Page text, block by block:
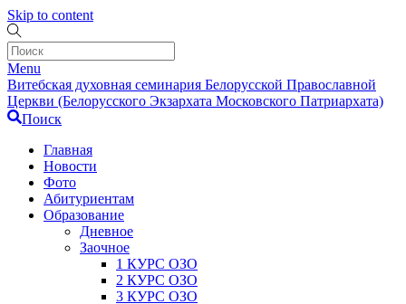
Skip to content
Menu
Витебская духовная семинария Белорусской Православной
Церкви (Белорусского Экзархата Московского Патриархата)
Поиск
Главная
Новости
Фото
Абитуриентам
Образование
Дневное
Заочное
1 КУРС ОЗО
2 КУРС ОЗО
3 КУРС ОЗО